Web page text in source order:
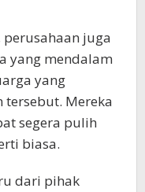
juga
yang mendalam
yang
Mereka
segera pulih
biasa.
dari pihak